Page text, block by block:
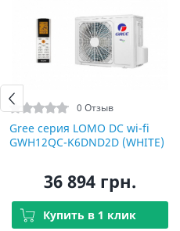
0 Отзыв
Gree серия LOMO DC wi-fi
GWH12QC-K6DND2D (WHITE)
36 894 грн.
Купить в 1 клик